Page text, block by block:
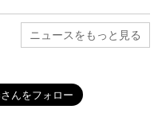
ニュースをもっと見る